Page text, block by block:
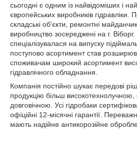
сьогодні є одним із найвідоміших і
європейських виробників гідравліки.
складські об'єкти, ремонтні
виробництво зосереджені на г.
спеціалізувалася на випуску
поступово асортимент став
споживачам широкий асортимент
гідравлічного обладнання.
Компанія постійно шукає передові
продукцію більш високотехнолучною,
довговічною. Усі гідробаки
офіційні 12-місячні гарантії.
мають надійне антикорозійне